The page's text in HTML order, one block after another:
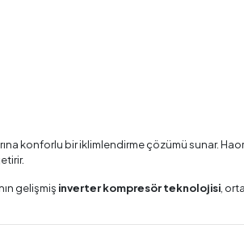
konforlu bir iklimlendirme çözümü sunar.
gelişmiş inverter kompresör teknolojisi ,